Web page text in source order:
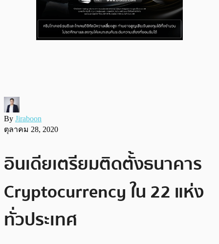
By Jiraboon
ตุลาคม 28, 2020
อินเดียเตรียมติดตั้งธนาคาร
Cryptocurrency ใน 22 แห่ง
ทั่วประเทศ